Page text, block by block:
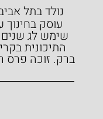
נולד בתל
עוסק
שימש לג
התיכונית
ברק. זוכה פרס